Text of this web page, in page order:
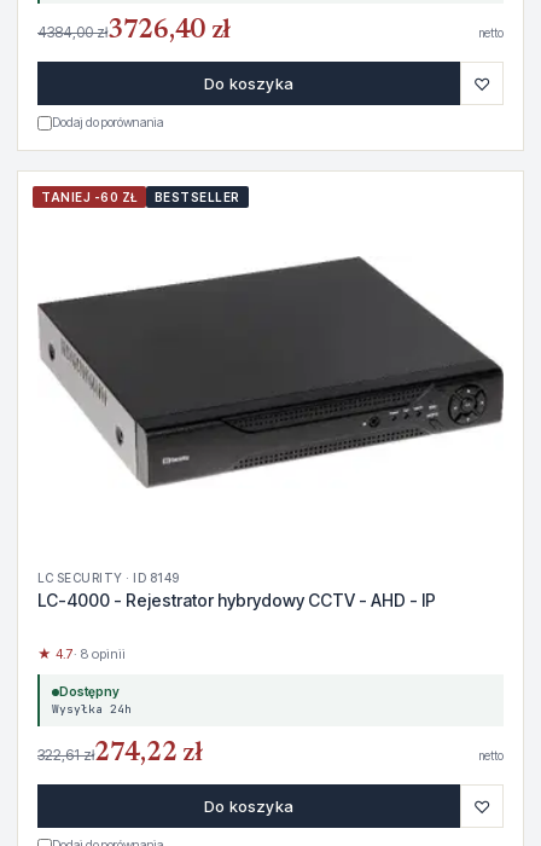
4384,00 zł3726,40 zł netto
Do koszyka ♡
Dodaj do porównania
TANIEJ -60 ZŁ BESTSELLER
LC SECURITY · ID 8149
LC-4000 - Rejestrator hybrydowy CCTV - AHD - IP
★ 4.7· 8 opinii
Dostępny
Wysyłka 24h
322,61 zł274,22 zł netto
Do koszyka ♡